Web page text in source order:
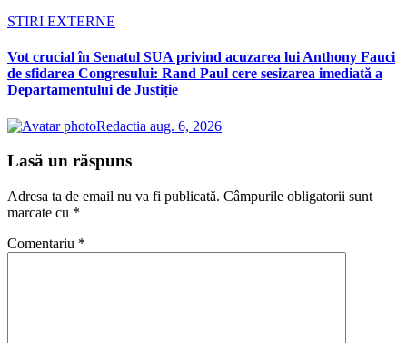
STIRI EXTERNE
Vot crucial în Senatul SUA privind acuzarea lui Anthony Fauci
de sfidarea Congresului: Rand Paul cere sesizarea imediată a
Departamentului de Justiție
Redactia aug. 6, 2026
Lasă un răspuns
Adresa ta de email nu va fi publicată. Câmpurile obligatorii sunt
marcate cu *
Comentariu *